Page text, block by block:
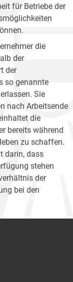
für Betriebe der
die
der
der
so genannte
Sie
nach Arbeitsende
die
bereits während
zu schaffen.
darin, dass
stehen
der
bei den